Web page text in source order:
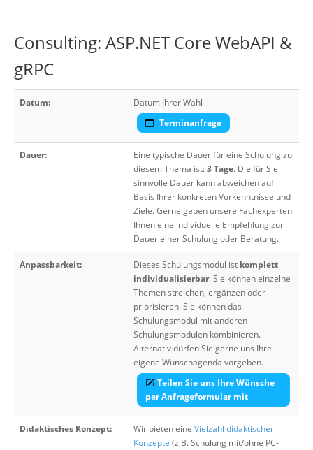
Consulting: ASP.NET Core WebAPI &
gRPC
Datum:
Datum Ihrer Wahl
Terminanfrage
Dauer:
Eine typische Dauer für eine Schulung zu
diesem Thema ist:3 Tage. Die für Sie
sinnvolle Dauer kann abweichen auf
Basis Ihrer konkreten Vorkenntnisse und
Ziele. Gerne geben unsere Fachexperten
Ihnen eine individuelle Empfehlung zur
Dauer einer Schulung oder Beratung.
Anpassbarkeit: Dieses Schulungsmodul ist komplett
individualisierbar: Sie können einzelne
Themen streichen, ergänzen oder
priorisieren. Sie können das
Schulungsmodul mit anderen
Schulungsmodulen kombinieren.
Alternativ dürfen Sie gerne uns Ihre
eigene Wunschagenda vorgeben.
Teilen Sie uns Ihre Wünsche
per Anfrageformular mit
Didaktisches Konzept: Wir bieten eine Vielzahl didaktischer
Konzepte (z.B. Schulung mit/ohne PC-